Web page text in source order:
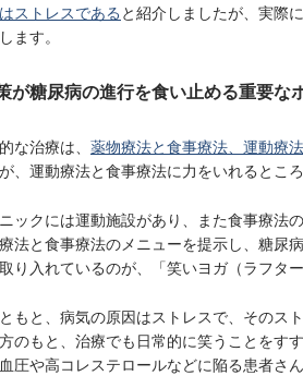
ストレスである と紹介しましたが、実際
ます。
が糖尿病の進行を食い止める重要な
な治療は、 薬物療法と食事療法、運動療
、運動療法と食事療法に力をいれるとこ
ックには運動施設があり、また食事療法
法と食事療法のメニューを提示し、糖尿
り入れているのが、「笑いヨガ（ラフタ
もと、病気の原因はストレスで、そのス
のもと、治療でも日常的に笑うことをす
圧や高コレステロールなどに陥る患者さ